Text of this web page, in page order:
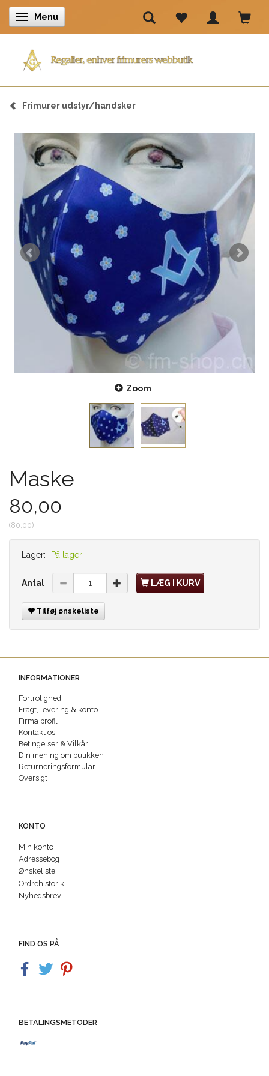
Skifte navigation
Menu
Frimurer udstyr/handsker
Zoom
Maske
80,00
(80,00)
Lager: På lager
Antal LÆG I KURV
Tilføj ønskeliste
INFORMATIONER
Fortrolighed
Fragt, levering & konto
Firma profil
Kontakt os
Betingelser & Vilkår
Din mening om butikken
Returneringsformular
Oversigt
KONTO
Min konto
Adressebog
Ønskeliste
Ordrehistorik
Nyhedsbrev
FIND OS PÅ
BETALINGSMETODER